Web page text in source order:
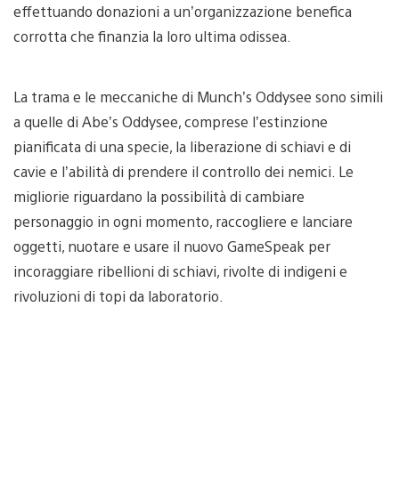
effettuando donazioni a un’organizzazione benefica
corrotta che finanzia la loro ultima odissea.
La trama e le meccaniche di Munch’s Oddysee sono simili
a quelle di Abe’s Oddysee, comprese l’estinzione
pianificata di una specie, la liberazione di schiavi e di
cavie e l’abilità di prendere il controllo dei nemici. Le
migliorie riguardano la possibilità di cambiare
personaggio in ogni momento, raccogliere e lanciare
oggetti, nuotare e usare il nuovo GameSpeak per
incoraggiare ribellioni di schiavi, rivolte di indigeni e
rivoluzioni di topi da laboratorio.